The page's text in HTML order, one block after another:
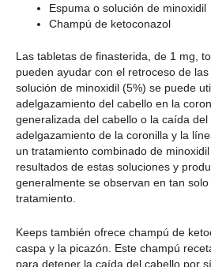
Espuma o solución de minoxidil
Champú de ketoconazol
Las tabletas de finasterida, de 1 mg,
pueden ayudar con el retroceso de
solución de minoxidil (5%) se puede
adelgazamiento del cabello en la
generalizada del cabello o la caída del
adelgazamiento de la coronilla y la
un tratamiento combinado de
resultados de estas soluciones y
generalmente se observan en tan
tratamiento.
Keeps también ofrece champú de
caspa y la picazón. Este champú
para detener la caída del cabello por